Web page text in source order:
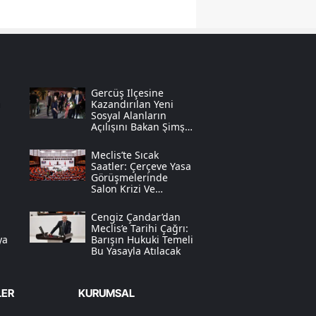
Sivas
Tokat
Trabzon
Tunceli
Şanlıurfa
Gercüş Ilçesine
Kazandırılan Yeni
Sosyal Alanların
Açılışını Bakan Şimşek
Meclis’te Sıcak
Saatler: Çerçeve Yasa
Görüşmelerinde
Salon Krizi Ve
Cengiz Çandar’dan
Meclis’e Tarihi Çağrı:
Barışın Hukuki Temeli
Bu Yasayla Atılacak
KURUMSAL